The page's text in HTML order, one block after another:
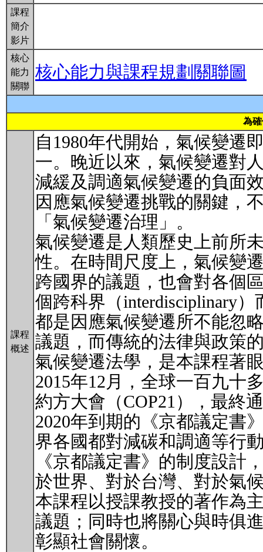
課程
簡介
影片
核心
能力
關聯
核心能力與課程規劃關聯圖
為
課程
概述
自1980年代開始，氣候變遷
一。晚近以來，氣候變遷對
減緩及調適氣候變遷的負面
因應氣候變遷挑戰的關鍵，
「氣候變遷治理」。
氣候變遷是人類歷史上前所
性。在時間尺度上，氣候變
跨國界的議題，也會對各個
個跨科界（interdisciplinary
都是因應氣候變遷所不能忽
議題，而傳統的法律與政策
氣候變遷法學，是本課程著
2015年12月，全球一百九十
約方大會（COP21），最終
2020年到期的《京都議定書
界各國都對減碳和調適等行
《京都議定書》的制度設計
於世界、對於台灣、對於氣
本課程以授課教授的著作為
議題；同時也將關心與時俱
彰顯社會關懷。